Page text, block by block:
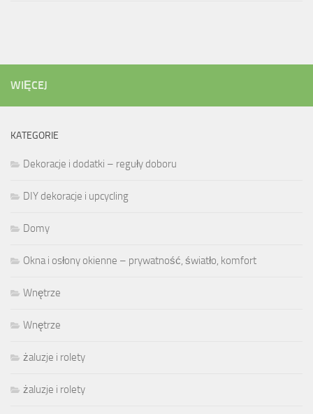
WIĘCEJ
KATEGORIE
Dekoracje i dodatki – reguły doboru
DIY dekoracje i upcycling
Domy
Okna i osłony okienne – prywatność, światło, komfort
Wnętrze
Wnętrze
żaluzje i rolety
żaluzje i rolety